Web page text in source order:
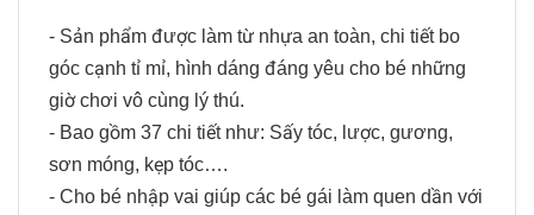
- Sản phẩm được làm từ nhựa an toàn, chi tiết bo
góc cạnh tỉ mỉ, hình dáng đáng yêu cho bé những
giờ chơi vô cùng lý thú.
- Bao gồm 37 chi tiết như: Sấy tóc, lược, gương,
sơn móng, kẹp tóc….
- Cho bé nhập vai giúp các bé gái làm quen dần với